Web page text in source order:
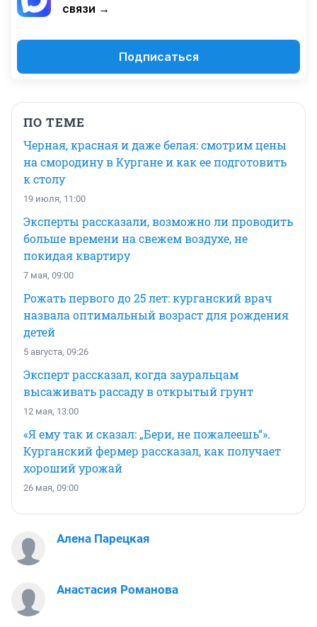
связи →
Подписаться
ПО ТЕМЕ
Черная, красная и даже белая: смотрим цены
на смородину в Кургане и как ее подготовить
к столу
19 июля, 11:00
Эксперты рассказали, возможно ли проводить
больше времени на свежем воздухе, не
покидая квартиру
7 мая, 09:00
Рожать первого до 25 лет: курганский врач
назвала оптимальный возраст для рождения
детей
5 августа, 09:26
Эксперт рассказал, когда зауральцам
высаживать рассаду в открытый грунт
12 мая, 13:00
«Я ему так и сказал: „Бери, не пожалеешь“».
Курганский фермер рассказал, как получает
хороший урожай
26 мая, 09:00
Алена Парецкая
Анастасия Романова